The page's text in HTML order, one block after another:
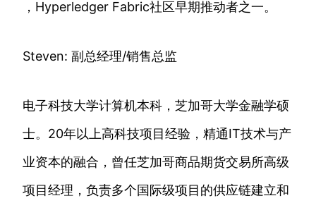
，Hyperledger Fabric社区早期推动者之一。
Steven: 副总经理/销售总监
电子科技大学计算机本科，芝加哥大学金融学硕
士。20年以上高科技项目经验，精通IT技术与产
业资本的融合，曾任芝加哥商品期货交易所高级
项目经理，负责多个国际级项目的供应链建立和